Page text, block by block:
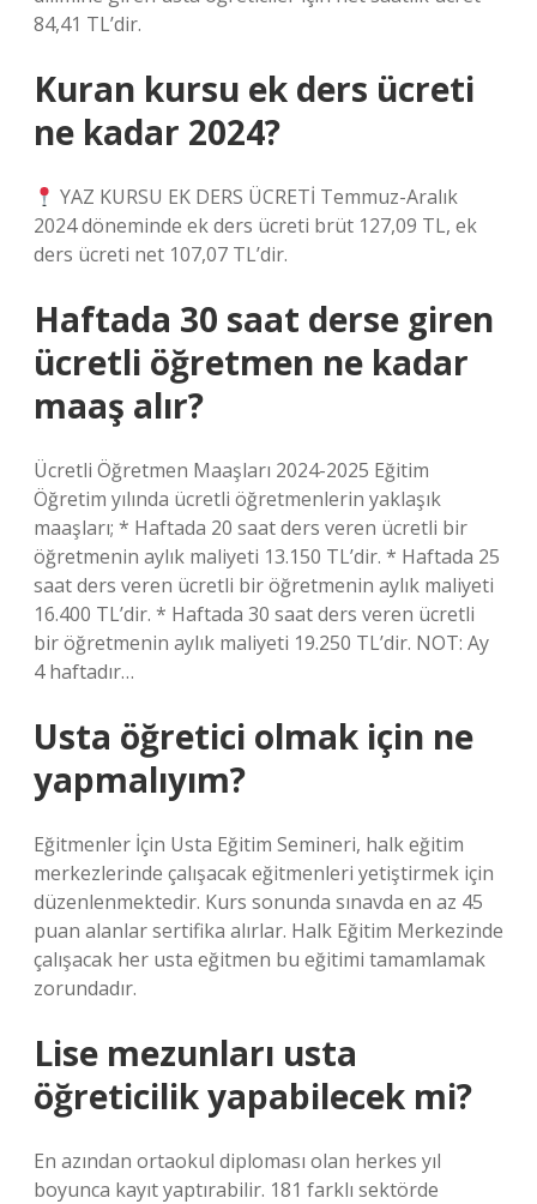
84,41 TL’dir.
Kuran kursu ek ders ücreti
ne kadar 2024?
YAZ KURSU EK DERS ÜCRETİ Temmuz-Aralık
2024 döneminde ek ders ücreti brüt 127,09 TL, ek
ders ücreti net 107,07 TL’dir.
Haftada 30 saat derse giren
ücretli öğretmen ne kadar
maaş alır?
Ücretli Öğretmen Maaşları 2024-2025 Eğitim
Öğretim yılında ücretli öğretmenlerin yaklaşık
maaşları; * Haftada 20 saat ders veren ücretli bir
öğretmenin aylık maliyeti 13.150 TL’dir. * Haftada 25
saat ders veren ücretli bir öğretmenin aylık maliyeti
16.400 TL’dir. * Haftada 30 saat ders veren ücretli
bir öğretmenin aylık maliyeti 19.250 TL’dir. NOT: Ay
4 haftadır…
Usta öğretici olmak için ne
yapmalıyım?
Eğitmenler İçin Usta Eğitim Semineri, halk eğitim
merkezlerinde çalışacak eğitmenleri yetiştirmek için
düzenlenmektedir. Kurs sonunda sınavda en az 45
puan alanlar sertifika alırlar. Halk Eğitim Merkezinde
çalışacak her usta eğitmen bu eğitimi tamamlamak
zorundadır.
Lise mezunları usta
öğreticilik yapabilecek mi?
En azından ortaokul diploması olan herkes yıl
boyunca kayıt yaptırabilir. 181 farklı sektörde